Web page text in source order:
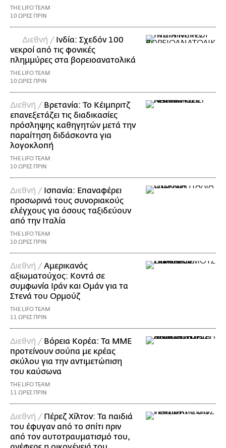
THE LIFO TEAM
10 ΩΡΕΣ ΠΡΙΝ
Διεθνή / Ινδία: Σχεδόν 100
νεκροί από τις φονικές
πλημμύρες στα βορειοανατολικά
THE LIFO TEAM
10 ΩΡΕΣ ΠΡΙΝ
Διεθνή / Βρετανία: Το Κέιμπριτζ
επανεξετάζει τις διαδικασίες
πρόσληψης καθηγητών μετά την
παραίτηση διδάσκοντα για
λογοκλοπή
THE LIFO TEAM
10 ΩΡΕΣ ΠΡΙΝ
Διεθνή / Ισπανία: Επαναφέρει
προσωρινά τους συνοριακούς
ελέγχους για όσους ταξιδεύουν
από την Ιταλία
THE LIFO TEAM
10 ΩΡΕΣ ΠΡΙΝ
Διεθνή /Αμερικανός
αξιωματούχος: Κοντά σε
συμφωνία Ιράν και Ομάν για τα
Στενά του Ορμούζ
THE LIFO TEAM
11 ΩΡΕΣ ΠΡΙΝ
Διεθνή / Βόρεια Κορέα: Τα ΜΜΕ
προτείνουν σούπα με κρέας
σκύλου για την αντιμετώπιση
του καύσωνα
THE LIFO TEAM
11 ΩΡΕΣ ΠΡΙΝ
Διεθνή / Πέρεζ Χίλτον: Τα παιδιά
του έφυγαν από το σπίτι πριν
από τον αυτοτραυματισμό του,